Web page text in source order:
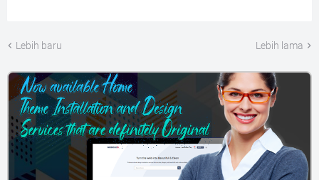
Lebih baru Lebih lama